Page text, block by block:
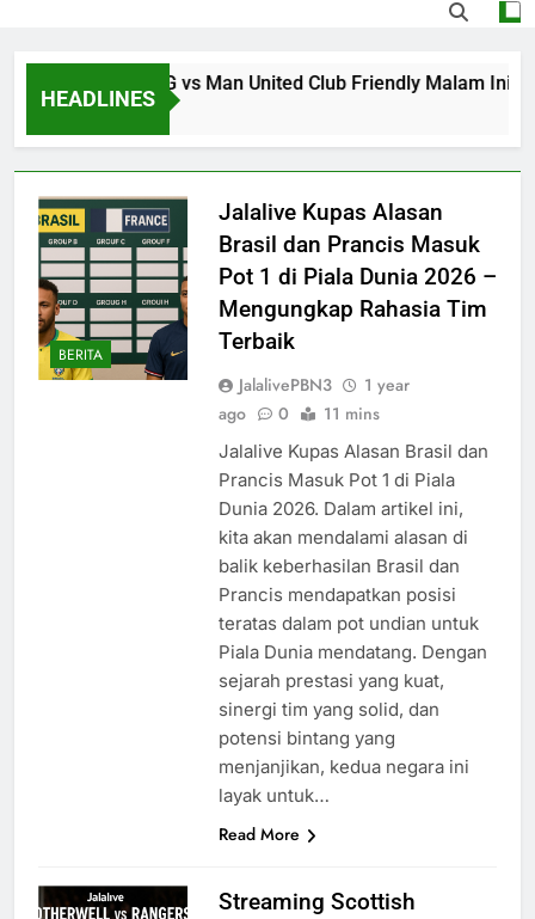
HEADLINES
Streaming PSG vs Man United Club Friendly Malam Ini
BERITA
Jalalive Kupas Alasan
Brasil dan Prancis Masuk
Pot 1 di Piala Dunia 2026 –
Mengungkap Rahasia Tim
Terbaik
JalalivePBN3
1 year
ago
0 11 mins
Jalalive Kupas Alasan Brasil dan
Prancis Masuk Pot 1 di Piala
Dunia 2026. Dalam artikel ini,
kita akan mendalami alasan di
balik keberhasilan Brasil dan
Prancis mendapatkan posisi
teratas dalam pot undian untuk
Piala Dunia mendatang. Dengan
sejarah prestasi yang kuat,
sinergi tim yang solid, dan
potensi bintang yang
menjanjikan, kedua negara ini
layak untuk…
Read More
Streaming Scottish